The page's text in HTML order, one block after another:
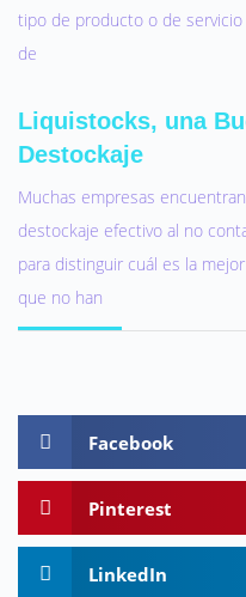
tipo de producto o de
de
Liquistocks, una
Destockaje
Muchas empresas
destockaje efectivo al no
para distinguir cuál es la
que no han
Facebook
Pinterest
LinkedIn